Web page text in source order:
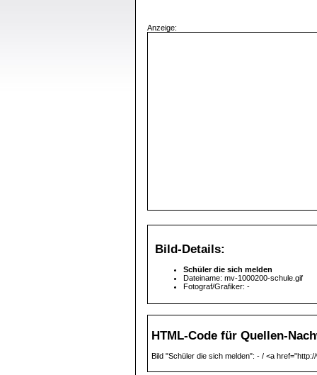
Anzeige:
Bild-Details:
Schüler die sich melden
Dateiname: mv-1000200-schule.gif
Fotograf/Grafiker: -
HTML-Code für Quellen-
Bild "Schüler die sich melden": - / <a